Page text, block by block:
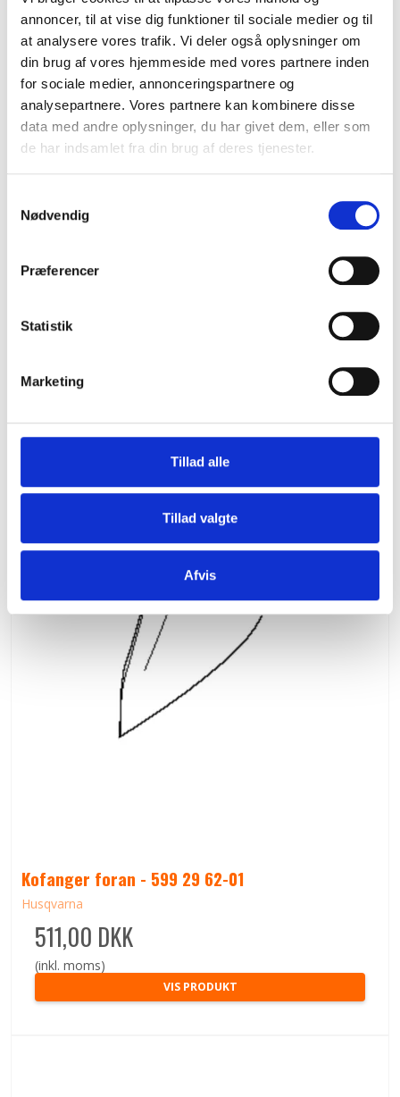
annoncer, til at vise dig funktioner til sociale medier og til
at analysere vores trafik. Vi deler også oplysninger om
din brug af vores hjemmeside med vores partnere inden
for sociale medier, annonceringspartnere og
analysepartnere. Vores partnere kan kombinere disse
data med andre oplysninger, du har givet dem, eller som
de har indsamlet fra din brug af deres tjenester.
Nødvendig
Præferencer
Statistik
Marketing
Tillad alle
Tillad valgte
Afvis
Kofanger bag - 599 29 63-01
301,00 DKK
(inkl. moms)
Kofanger foran - 599 29 62-01
Husqvarna
511,00 DKK
(inkl. moms)
VIS PRODUKT